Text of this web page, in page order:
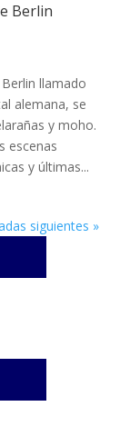
Berlin
llamado
alemana, se
y moho.
escenas
y últimas...
siguientes »